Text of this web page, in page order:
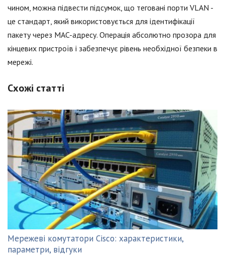
чином, можна підвести підсумок, що теговані порти VLAN -
це стандарт, який використовується для ідентифікації
пакету через MAC-адресу. Операція абсолютно прозора для
кінцевих пристроїв і забезпечує рівень необхідної безпеки в
мережі.
Схожі статті
Мережеві комутатори Cisco: характеристики,
параметри, відгуки